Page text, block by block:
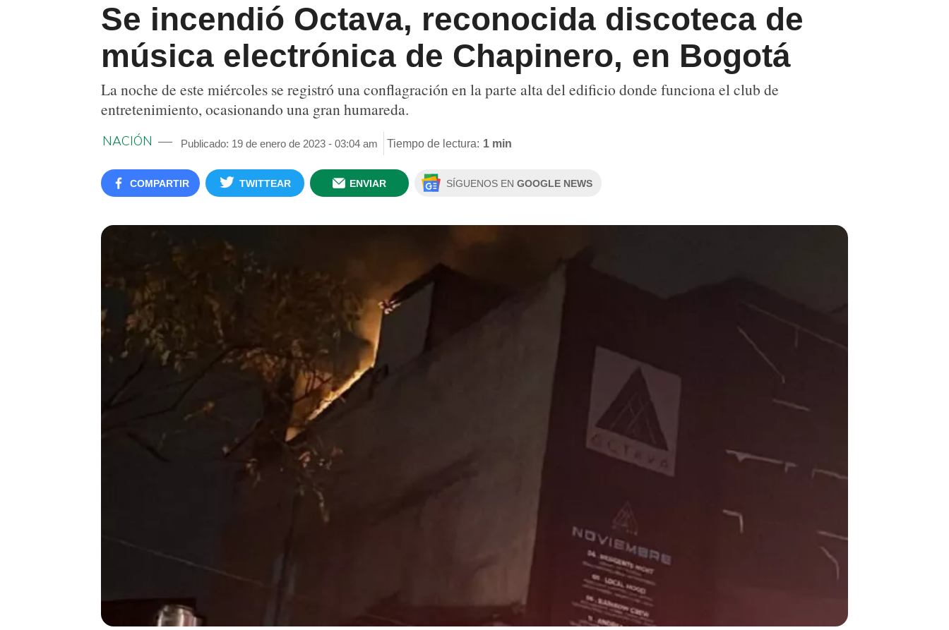
Se incendió Octava, reconocida discoteca de
música electrónica de Chapinero, en Bogotá
La noche de este miércoles se registró una conflagración en la parte alta del edificio donde funciona el club de
entretenimiento, ocasionando una gran humareda.
NACIÓN Publicado: 19 de enero de 2023 - 03:04 am Tiempo de lectura: 1 min
COMPARTIR TWITTEAR ENVIAR SÍGUENOS EN GOOGLE NEWS